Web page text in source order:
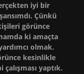
iyi bir
Çünkü
görünce
ki amaçta
olmak.
kesinlikle
yaptık.